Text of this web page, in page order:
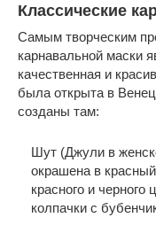
Классические
Самым творческим
карнавальной маски
качественная и
была открыта в
созданы там:
Шут (Джули в
окрашена в
красного и
колпачки с